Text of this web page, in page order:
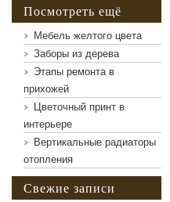
Посмотреть ещё
Мебель желтого цвета
Заборы из дерева
Этапы ремонта в
прихожей
Цветочный принт в
интерьере
Вертикальные радиаторы
отопления
Свежие записи